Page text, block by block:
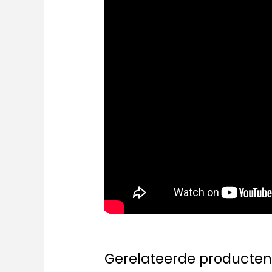
Gerelateerde producten